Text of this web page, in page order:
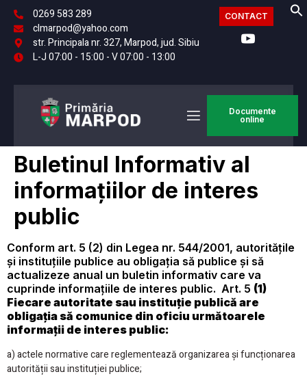
0269 583 289
clmarpod@yahoo.com
str. Principala nr. 327, Marpod, jud. Sibiu
L-J 07:00 - 15:00 - V 07:00 - 13:00
CONTACT
Documente
online
Buletinul Informativ al
informațiilor de interes
public
Conform art. 5 (2) din Legea nr. 544/2001, autoritățile
și instituțiile publice au obligația să publice și să
actualizeze anual un buletin informativ care va
cuprinde informațiile de interes public. Art. 5 (1)
Fiecare autoritate sau instituție publică are
obligația să comunice din oficiu următoarele
informații de interes public:
a) actele normative care reglementează organizarea și funcționarea
autorității sau instituției publice;